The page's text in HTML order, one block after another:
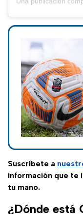
Suscríbete a
información que te
tu mano.
¿Dónde está